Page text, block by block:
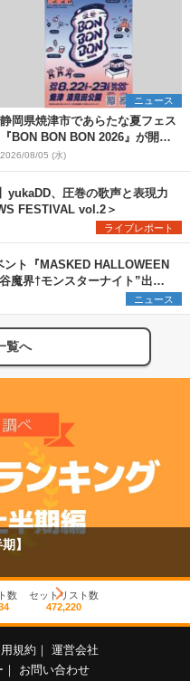
ニュース
静岡県焼津市であらたな夏フェス
『BON BON BON 2026』が開
催 音楽ライブ×盆踊り×DJ×屋台
グルメ×ランタンナイトで彩る2日
間
2026/08/05 (水)
yukaDD、圧巻の歌声と表現力
FESTIVAL vol.2＞
ライブレポート
ント『MASKED HALLOWEEN
魔界†モンスターナイト”出演6
ニュース
覧へ
】
数
セットリスト数
472,220
規約
運営会社
お問い合わせ